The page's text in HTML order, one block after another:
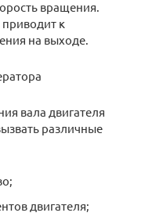
вращения.
к
на выходе.
вала двигателя
различные
двигателя;